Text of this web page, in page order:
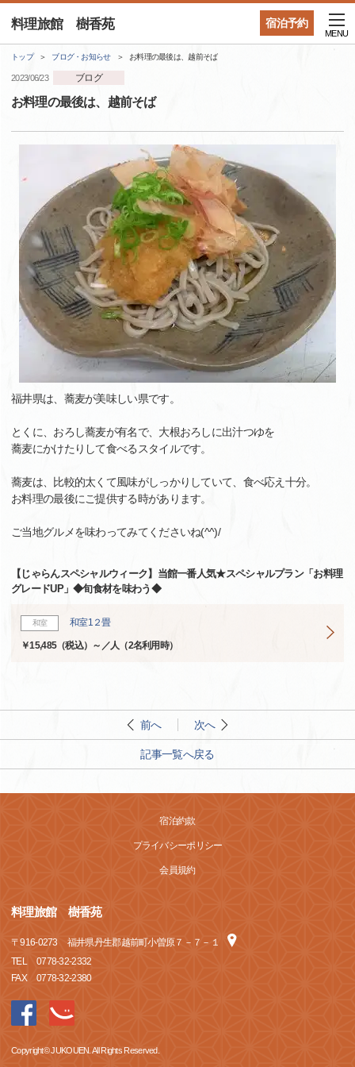
宿泊予約
料理旅館 樹香苑
MENU
トップ ブログ・お知らせ お料理の最後は、越前そば
2023/06/23 ブログ
お料理の最後は、越前そば
福井県は、蕎麦が美味しい県です。
とくに、おろし蕎麦が有名で、大根おろしに出汁つゆを
蕎麦にかけたりして食べるスタイルです。
蕎麦は、比較的太くて風味がしっかりしていて、食べ応え十分。
お料理の最後にご提供する時があります。
ご当地グルメを味わってみてくださいね(^^)/
【じゃらんスペシャルウィーク】当館一番人気★スペシャルプラン「お料理
グレードUP」◆旬食材を味わう◆
和室 和室1２畳
￥15,485（税込）～／人（2名利用時）
前へ 次へ
記事一覧へ戻る
宿泊約款
プライバシーポリシー
会員規約
料理旅館 樹香苑
〒916-0273
福井県丹生郡越前町小曽原７－７－１
TEL
0778-32-2332
FAX
0778-32-2380
Copyright© JUKOUEN. All Rights Reserved.